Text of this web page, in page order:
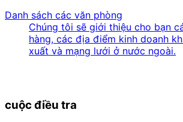
Danh sách các văn phòng
Chúng tôi sẽ giới thiệu cho bạn
hàng, các địa điểm kinh doanh
xuất và mạng lưới ở nước ngoài.
cuộc điều tra